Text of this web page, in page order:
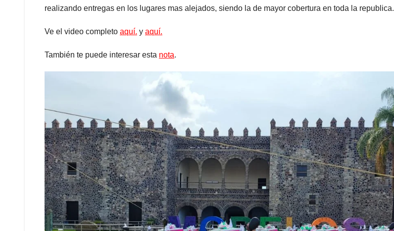
realizando entregas en los lugares mas alejados, siendo la de mayor cobertura en toda la republica.
Ve el video completo aquí. y aquí.
También te puede interesar esta nota.